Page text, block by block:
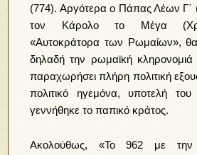
(774). Αργότερα ο Πάπας Λέων Γ΄
τον Κάρολο το Μέγα
«Αυτοκράτορα των Ρωμαίων»,
δηλαδή την ρωμαϊκή κληρονομιά
παραχωρήσει πλήρη πολιτική
πολιτικό ηγεμόνα, υποτελή του
γεννήθηκε το παπικό κράτος.
Ακολούθως, «Το 962 με την